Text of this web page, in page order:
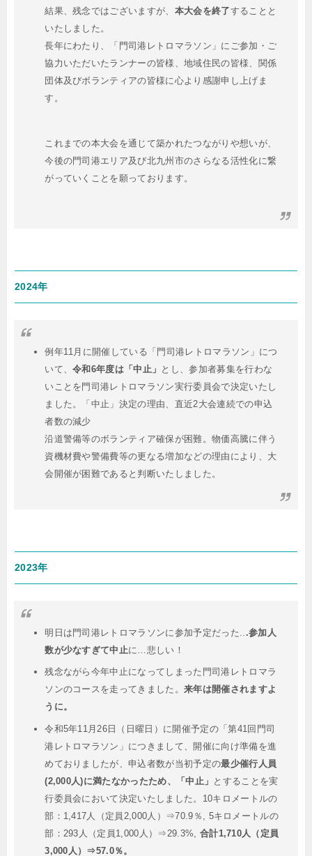
結果、残念ではございますが、 本大会を終了することと
いたしました。
長年にわたり、「門司港レトロマラソン」にご参加・ご
協力いただいたランナーの皆様、地域住民の皆様、関係
団体及びボランティアの皆様に心より感謝申し上げま
す。
これまでの本大会を通じて築かれたつながりや想いが、
今後の門司港エリア及び北九州市のさらなる活性化に繋
がっていくことを願っております。
2024年
例年11月に開催している「門司港レトロマラソン」につ
いて、令和6年度は「中止」 とし、参加者募集を行わな
いことを門司港レトロマラソン実行委員会で決定いたし
ました。「中止」決定の理由、直近2大会連続での申込
者数の減少
沿道警備等のボランティア確保が困難。物価高騰に伴う
資機材費や警備費等の更なる増加などの理由により、大
会開催が困難であると判断いたしました。
2023年
明日は門司港レトロマラソンに参加予定だった.. .参加人
数が少なすぎて中止に…悲しい！
残念ながら今年中止になってしまった門司港レトロマラ
ソンのコースを走ってきました。 来年は開催されますよ
うに。
令和5年11月26日（日曜日）に開催予定の「第41回門司
港レトロマラソン」につきまして、開催に向け準備を進
めておりましたが、申込者数が当初予定の最少催行人員
(2,000人)に満たなかったため、「中止」 とすることを実
行委員会において決定いたしました。10キロメートルの
部：1,417人（定員2,000人）⇒70.9％, 5キロメートルの
部：293人（定員1,000人）⇒29.3%, 合計1,710人（定員
3,000人）⇒57.0％。